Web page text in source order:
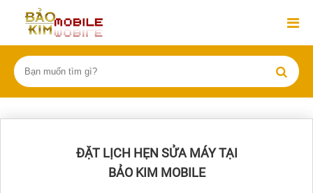
ĐẶT LỊCH HẸN SỬA MÁY TẠI
BẢO KIM MOBILE